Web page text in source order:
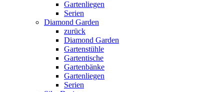
Gartenliegen
Serien
Diamond Garden
zurück
Diamond Garden
Gartenstühle
Gartentische
Gartenbänke
Gartenliegen
Serien